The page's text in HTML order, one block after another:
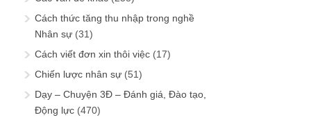
Cách thức tăng thu nhập trong nghề
Nhân sự (31)
Cách viết đơn xin thôi việc (17)
Chiến lược nhân sự (51)
Dạy – Chuyện 3Đ – Đánh giá, Đào tạo,
Động lực (470)